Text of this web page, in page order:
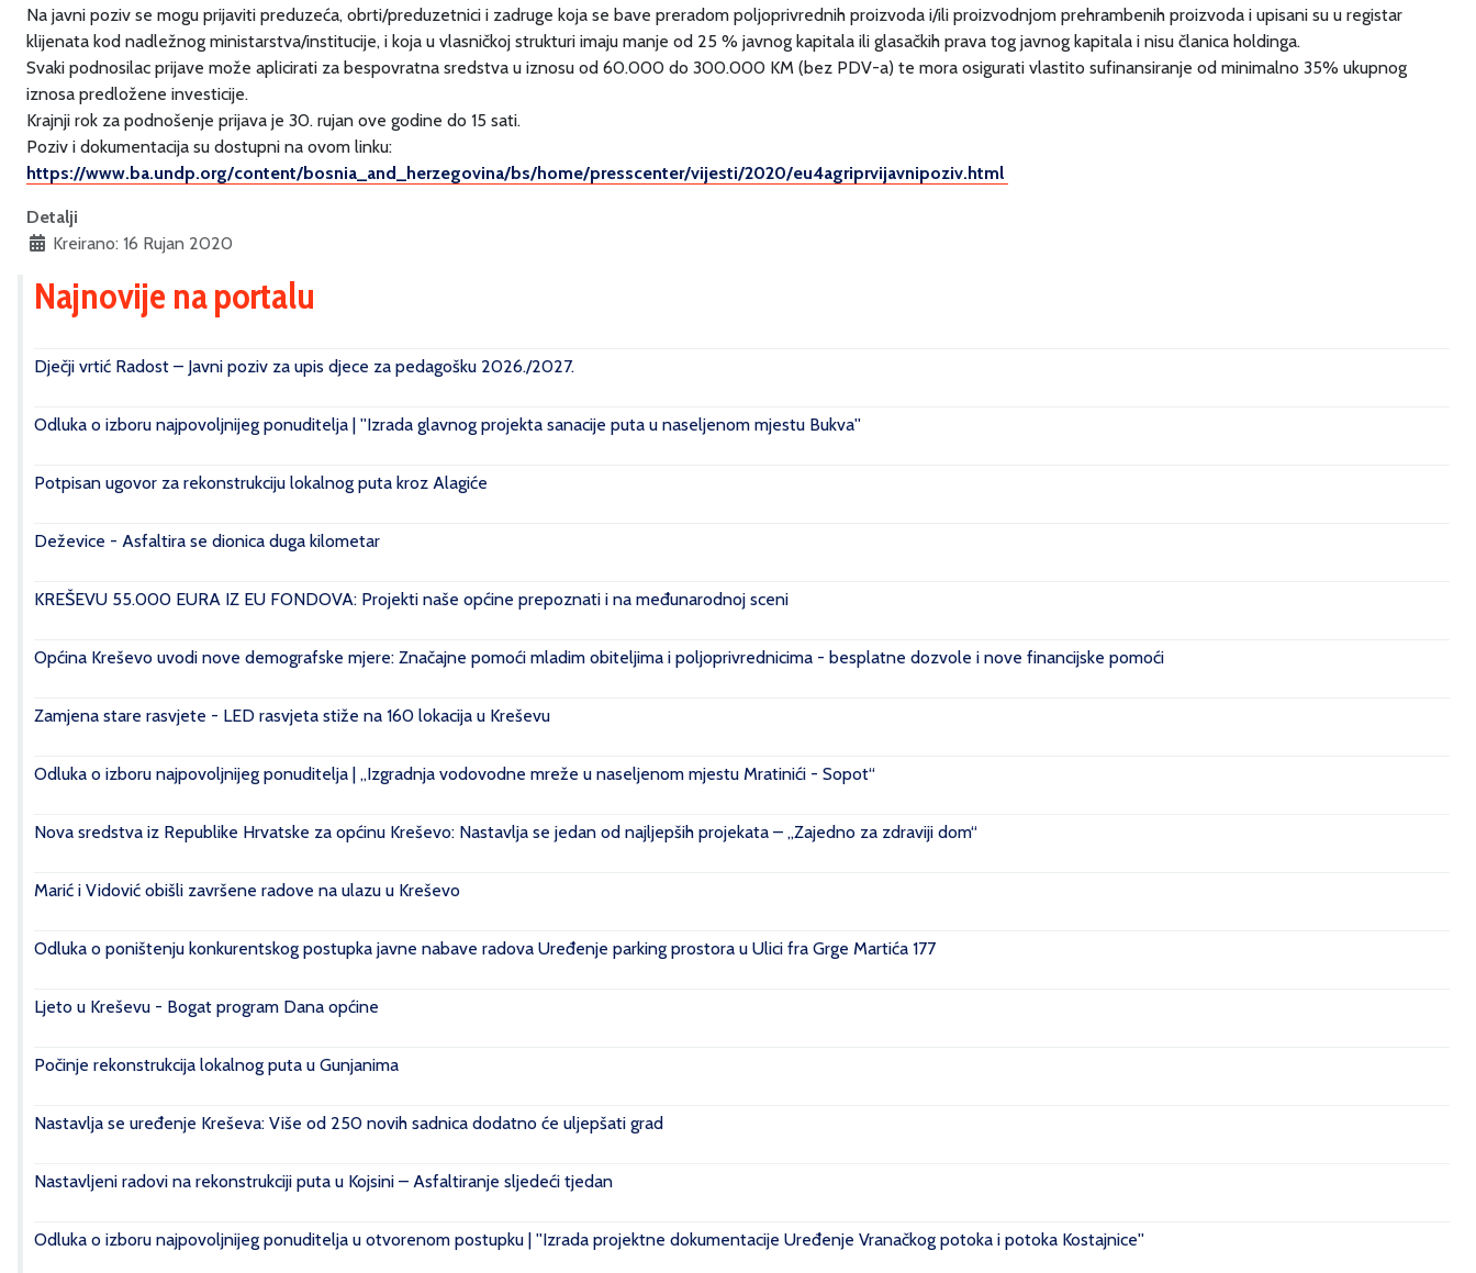
Na javni poziv se mogu prijaviti preduzeća, obrti/preduzetnici i zadruge koja se bave preradom poljoprivrednih proizvoda i/ili proizvodnjom prehrambenih proizvoda i upisani su u registar
klijenata kod nadležnog ministarstva/institucije, i koja u vlasničkoj strukturi imaju manje od 25 % javnog kapitala ili glasačkih prava tog javnog kapitala i nisu članica holdinga.
Svaki podnosilac prijave može aplicirati za bespovratna sredstva u iznosu od 60.000 do 300.000 KM (bez PDV-a) te mora osigurati vlastito sufinansiranje od minimalno 35% ukupnog
iznosa predložene investicije.
Krajnji rok za podnošenje prijava je 30. rujan ove godine do 15 sati.
Poziv i dokumentacija su dostupni na ovom linku:
https://www.ba.undp.org/content/bosnia_and_ herzegovina/bs/home/presscenter/vijesti/2020/eu4agriprvijavnipoziv.html
Detalji
Kreirano: 16 Rujan 2020
Najnovije na portalu
Dječji vrtić Radost – Javni poziv za upis djece za pedagošku 2026./2027.
Odluka o izboru najpovoljnijeg ponuditelja | ''Izrada glavnog projekta sanacije puta u naseljenom mjestu Bukva''
Potpisan ugovor za rekonstrukciju lokalnog puta kroz Alagiće
Deževice - Asfaltira se dionica duga kilometar
KREŠEVU 55.000 EURA IZ EU FONDOVA: Projekti naše općine prepoznati i na međunarodnoj sceni
Općina Kreševo uvodi nove demografske mjere: Značajne pomoći mladim obiteljima i poljoprivrednicima - besplatne dozvole i nove financijske pomoći
Zamjena stare rasvjete - LED rasvjeta stiže na 160 lokacija u Kreševu
Odluka o izboru najpovoljnijeg ponuditelja | „Izgradnja vodovodne mreže u naseljenom mjestu Mratinići - Sopot“
Nova sredstva iz Republike Hrvatske za općinu Kreševo: Nastavlja se jedan od najljepših projekata – „Zajedno za zdraviji dom“
Marić i Vidović obišli završene radove na ulazu u Kreševo
Odluka o poništenju konkurentskog postupka javne nabave radova Uređenje parking prostora u Ulici fra Grge Martića 177
Ljeto u Kreševu - Bogat program Dana općine
Počinje rekonstrukcija lokalnog puta u Gunjanima
Nastavlja se uređenje Kreševa: Više od 250 novih sadnica dodatno će uljepšati grad
Nastavljeni radovi na rekonstrukciji puta u Kojsini – Asfaltiranje sljedeći tjedan
Odluka o izboru najpovoljnijeg ponuditelja u otvorenom postupku | ''Izrada projektne dokumentacije Uređenje Vranačkog potoka i potoka Kostajnice''